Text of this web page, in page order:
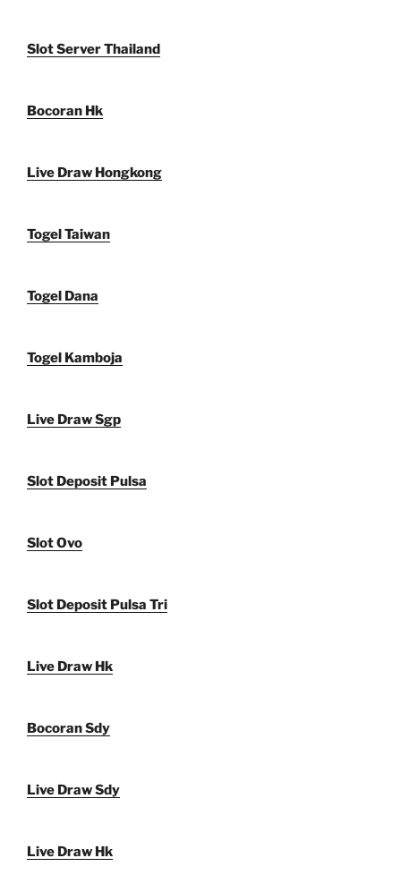
Slot Server Thailand
Bocoran Hk
Live Draw Hongkong
Togel Taiwan
Togel Dana
Togel Kamboja
Live Draw Sgp
Slot Deposit Pulsa
Slot Ovo
Slot Deposit Pulsa Tri
Live Draw Hk
Bocoran Sdy
Live Draw Sdy
Live Draw Hk